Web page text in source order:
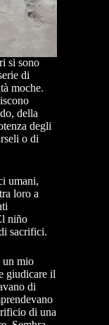
si sono
di
moche.
della
degli
o di
umani,
loro a
niño
sacrifici.
un mio
giudicare il
di
di una